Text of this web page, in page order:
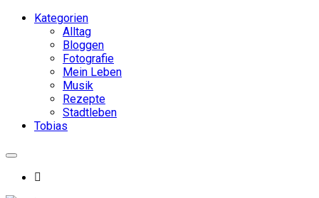
Kategorien
Alltag
Bloggen
Fotografie
Mein Leben
Musik
Rezepte
Stadtleben
Tobias